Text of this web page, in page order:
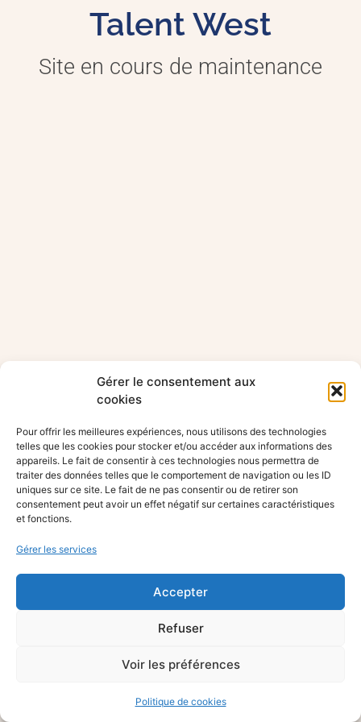
Gérer le consentement aux
cookies
Pour offrir les meilleures expériences, nous utilisons des technologies
telles que les cookies pour stocker et/ou accéder aux informations des
appareils. Le fait de consentir à ces technologies nous permettra de
traiter des données telles que le comportement de navigation ou les ID
uniques sur ce site. Le fait de ne pas consentir ou de retirer son
consentement peut avoir un effet négatif sur certaines caractéristiques
et fonctions.
Gérer les services
Accepter
Refuser
Voir les préférences
Politique de cookies
Talent West
Site en cours de maintenance